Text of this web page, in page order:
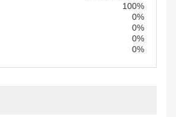
100%
0%
0%
0%
0%